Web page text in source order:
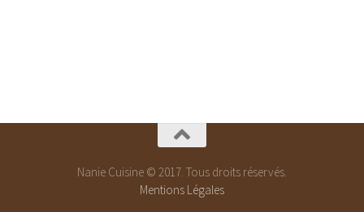
Nanie Cuisine © 2017. Tous droits réservés.
Mentions Légales